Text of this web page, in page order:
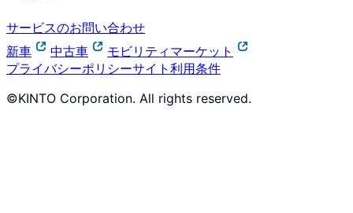
サービスのお問い合わせ
新車
中古車
モビリティマーケット
プライバシーポリシーサイト利用条件
©KINTO Corporation. All rights reserved.